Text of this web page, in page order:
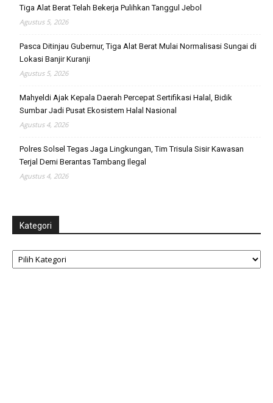
Tiga Alat Berat Telah Bekerja Pulihkan Tanggul Jebol
Agustus 5, 2026
Pasca Ditinjau Gubernur, Tiga Alat Berat Mulai Normalisasi Sungai di
Lokasi Banjir Kuranji
Agustus 5, 2026
Mahyeldi Ajak Kepala Daerah Percepat Sertifikasi Halal, Bidik
Sumbar Jadi Pusat Ekosistem Halal Nasional
Agustus 4, 2026
Polres Solsel Tegas Jaga Lingkungan, Tim Trisula Sisir Kawasan
Terjal Demi Berantas Tambang Ilegal
Agustus 4, 2026
Kategori
Kategori